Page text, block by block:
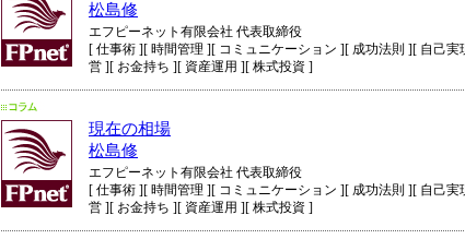
松島修
エフピーネット有限会社 代表取締役
[ 仕事術 ][ 時間管理 ][ コミュニケーション ][ 成功法則 ][ 自己
営 ][ お金持ち ][ 資産運用 ][ 株式投資 ]
現在の相場
松島修
エフピーネット有限会社 代表取締役
[ 仕事術 ][ 時間管理 ][ コミュニケーション ][ 成功法則 ][ 自己
営 ][ お金持ち ][ 資産運用 ][ 株式投資 ]